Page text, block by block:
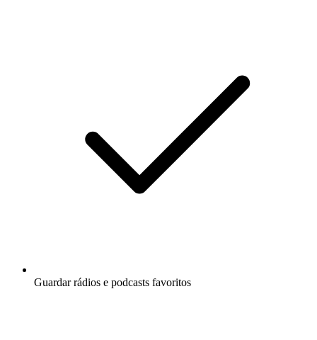
Guardar rádios e podcasts favoritos